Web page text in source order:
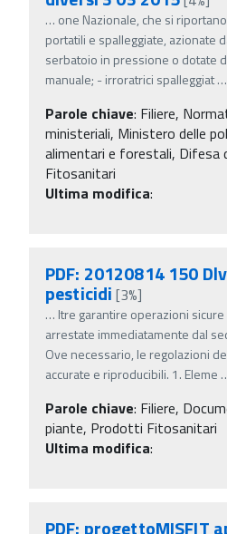
… one Nazionale, che si
portatili e spalleggiate, azionate
serbatoio in pressione o dotate
manuale; - irroratrici spalleggiat…
Parole chiave: Filiere,
ministeriali, Ministero delle
alimentari e forestali, Difesa
Fitosanitari
Ultima modifica:
PDF: 20120814 150
pesticidi [3%]
… ltre garantire operazioni
arrestate immediatamente dal
Ove necessario, le regolazioni
accurate e riproducibili. 1. Eleme
Parole chiave: Filiere,
piante, Prodotti Fitosanitari
Ultima modifica:
PDF: progettoMISFIT